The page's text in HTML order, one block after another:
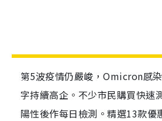
第5波疫情仍嚴峻，Omicron感
字持續高企。不少市民購買快速
陽性後作每日檢測。精選13款優